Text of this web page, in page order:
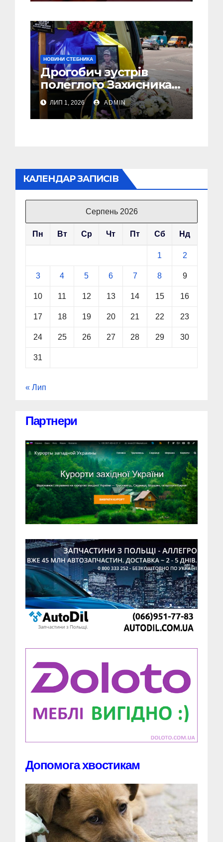
НОВИНИ СТЕБНИКА
Дрогобич зустрів
полеглого Захисника
Сергія Скірка з
Стебника
ЛИП 1, 2026 ADMIN
КАЛЕНДАР ЗАПИСІВ
Серпень 2026
Пн Вт Ср Чт Пт Сб Нд
1 2
3 4 5 6 7 8 9
10 11 12 13 14 15 16
17 18 19 20 21 22 23
24 25 26 27 28 29 30
31
« Лип
Партнери
Допомога хвостикам